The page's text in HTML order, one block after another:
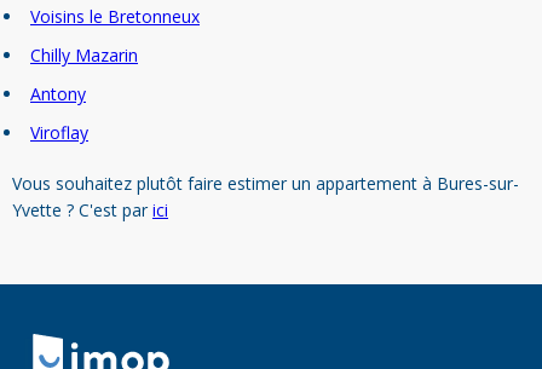
Voisins le Bretonneux
Chilly Mazarin
Antony
Viroflay
Vous souhaitez plutôt faire estimer un appartement à Bures-sur-
Yvette ? C'est parici
Retour à la navigation principale